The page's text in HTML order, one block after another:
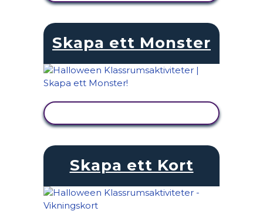
Skapa ett Monster
Skapa ett Kort